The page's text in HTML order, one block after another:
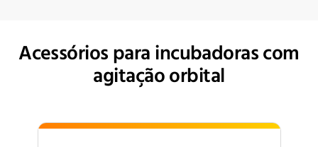
Acessórios para incubadoras com
agitação orbital